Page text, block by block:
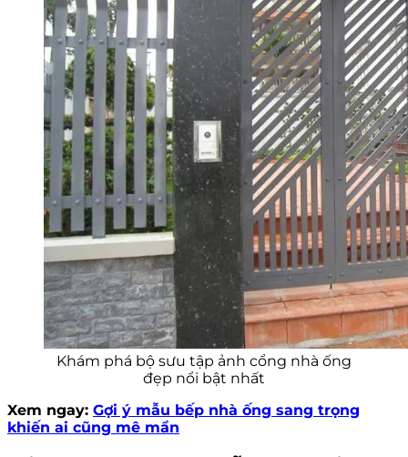
Khám phá bộ sưu tập ảnh cổng nhà ống
đẹp nổi bật nhất
Xem ngay: Gợi ý mẫu bếp nhà ống sang trọng
khiến ai cũng mê mẩn